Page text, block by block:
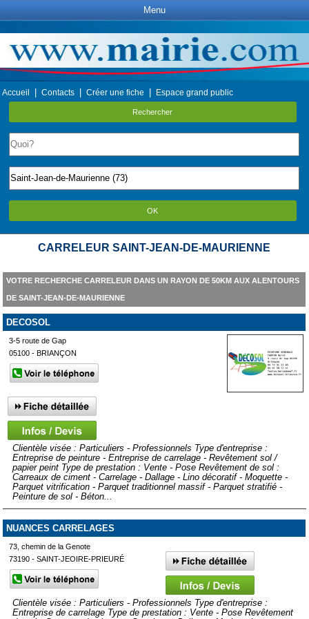
Menu
Accueil Contacts Créer une fiche Espace grand public
Rechercher
OK
CARRELEUR SAINT-JEAN-DE-MAURIENNE
VOTRE RECHERCHE CARRELEUR DANS UN RAYON DE 50KM AUX ALENTOURS
DE SAINT-JEAN-DE-MAURIENNE
DECOSOL
3-5 route de Gap
05100 - BRIANÇON
Clientèle visée : Particuliers - Professionnels Type d'entreprise :
Entreprise de peinture - Entreprise de carrelage - Revêtement sol /
papier peint Type de prestation : Vente - Pose Revêtement de sol :
Carreaux de ciment - Carrelage - Dallage - Lino décoratif - Moquette -
Parquet vitrification - Parquet traditionnel massif - Parquet stratifié -
Peinture de sol - Béton...
NUANCES CARRELAGES
73, chemin de la Genote
73190 - SAINT-JEOIRE-PRIEURÉ
Clientèle visée : Particuliers - Professionnels Type d'entreprise :
Entreprise de carrelage Type de prestation : Vente - Pose Revêtement